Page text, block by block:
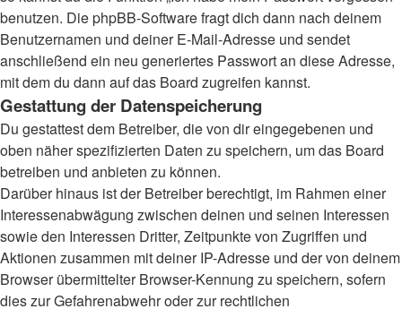
benutzen. Die phpBB-Software fragt dich dann nach deinem
Benutzernamen und deiner E-Mail-Adresse und sendet
anschließend ein neu generiertes Passwort an diese Adresse,
mit dem du dann auf das Board zugreifen kannst.
Gestattung der Datenspeicherung
Du gestattest dem Betreiber, die von dir eingegebenen und
oben näher spezifizierten Daten zu speichern, um das Board
betreiben und anbieten zu können.
Darüber hinaus ist der Betreiber berechtigt, im Rahmen einer
Interessenabwägung zwischen deinen und seinen Interessen
sowie den Interessen Dritter, Zeitpunkte von Zugriffen und
Aktionen zusammen mit deiner IP-Adresse und der von deinem
Browser übermittelter Browser-Kennung zu speichern, sofern
dies zur Gefahrenabwehr oder zur rechtlichen